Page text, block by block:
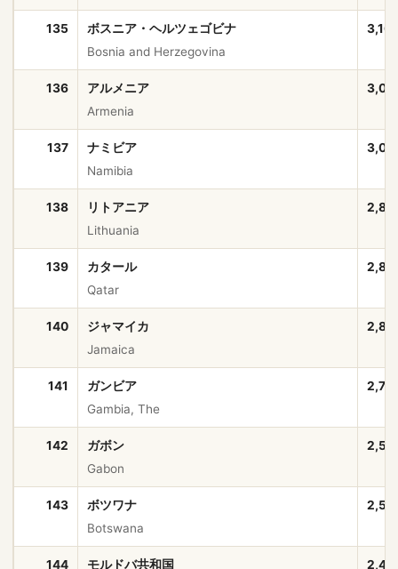
135
ボスニア・ヘルツェゴビナ
Bosnia and Herzegovina
136
アルメニア
Armenia
137
ナミビア
Namibia
138
リトアニア
Lithuania
139
カタール
Qatar
140
ジャマイカ
Jamaica
141
ガンビア
Gambia, The
142
ガボン
Gabon
143
ボツワナ
Botswana
144 モルドバ共和国